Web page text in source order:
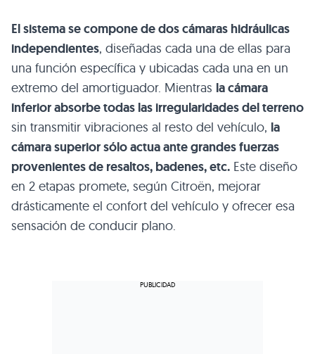
El sistema se compone de dos cámaras hidráulicas
independientes, diseñadas cada una de ellas para
una función específica y ubicadas cada una en un
extremo del amortiguador. Mientras la cámara
inferior absorbe todas las irregularidades del terreno
sin transmitir vibraciones al resto del vehículo, la
cámara superior sólo actua ante grandes fuerzas
provenientes de resaltos, badenes, etc. Este diseño
en 2 etapas promete, según Citroën, mejorar
drásticamente el confort del vehículo y ofrecer esa
sensación de conducir plano.